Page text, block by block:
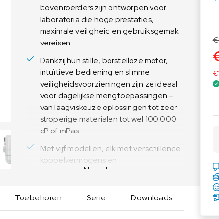
Voedingsweegschalen
Voedingsweegschalen
Medische weegschalen
Babyweegschalen
Personenweegschalen
Rolstoelweegschalen
Stoelweegschalen
bovenroerders zijn ontworpen voor
laboratoria die hoge prestaties,
maximale veiligheid en gebruiksgemak
vereisen
Dankzij hun stille, borstelloze motor,
intuïtieve bediening en slimme
veiligheidsvoorzieningen zijn ze ideaal
voor dagelijkse mengtoepassingen –
van laagviskeuze oplossingen tot zeer
stroperige materialen tot wel 100.000
cP of mPas
Met vijf modellen, elk met verschillende
koppelvermogens en
snelheidsbereiken, biedt de Achiever
voor uiteenlopende volumes en
Meer lezen
€
€
A
c
h
i
e
Toebehoren Serie Downloads